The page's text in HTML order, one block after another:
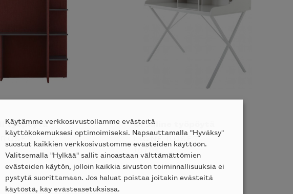
työpöytä Ursuline työpöytä
LIGNE ROSET
1679€
Käytämme verkkosivustollamme evästeitä
käyttökokemuksesi optimoimiseksi. Napsauttamalla "Hyväksy"
suostut kaikkien verkkosivustomme evästeiden käyttöön.
Valitsemalla "Hylkää" sallit ainoastaan välttämättömien
evästeiden käytön, jolloin kaikkia sivuston toiminnallisuuksia ei
pystytä suorittamaan. Jos haluat poistaa joitakin evästeitä
käytöstä, käy evästeasetuksissa.